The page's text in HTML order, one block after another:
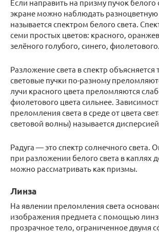
Если направить на призму пучок белого
экране можно наблюдать разноцветную
называется спектром белого света.
семи простых цветов: красного,
зелёного голубого, синего, фиолетового.
Разложение света в спектр объясняется
световые пучки по-разному
лучи красного цвета преломляются
фиолетового цвета сильнее.
преломления света в среде от цвета
световой волны) называется дисперсией
Радуга — это спектр солнечного света.
при разложении белого света в каплях
можно рассматривать как призмы.
Линза
На явлении преломления света
изображения предмета с помощью
прозрачное тело, ограниченное двумя